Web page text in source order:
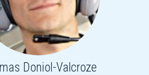
Doniol-Valcroze